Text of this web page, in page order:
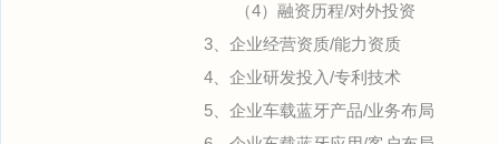
（4）融资历程/对外投资
3、企业经营资质/能力资质
4、企业研发投入/专利技术
5、企业车载蓝牙产品/业务布局